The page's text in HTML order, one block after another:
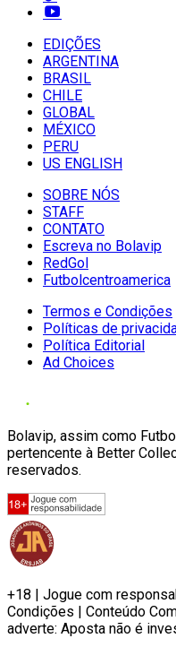
EDIÇÕES
ARGENTINA
BRASIL
CHILE
GLOBAL
MÉXICO
PERU
US ENGLISH
SOBRE NÓS
STAFF
CONTATO
Escreva no Bolavip
RedGol
Futbolcentroamerica
Termos e Condições
Políticas de
Política Editorial
Ad Choices
Bolavip, assim como
pertencente à Better
reservados.
+18 | Jogue com
Condições | Conteúdo
adverte: Aposta não é